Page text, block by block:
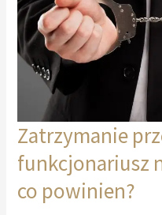
Zatrzymanie
funkcjonariusz
co powinien?